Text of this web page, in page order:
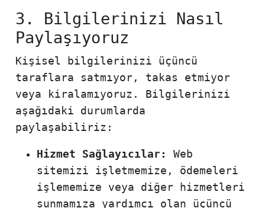
3. Bilgilerinizi Nasıl
Paylaşıyoruz
Kişisel bilgilerinizi üçüncü
taraflara satmıyor, takas etmiyor
veya kiralamıyoruz. Bilgilerinizi
aşağıdaki durumlarda
paylaşabiliriz:
Hizmet Sağlayıcılar:
Web
sitemizi işletmemize, ödemeleri
işlememize veya diğer hizmetleri
sunmamıza yardımcı olan üçüncü